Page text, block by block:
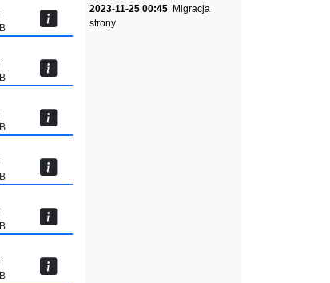
2023-11-25 00:45 Migracja
strony